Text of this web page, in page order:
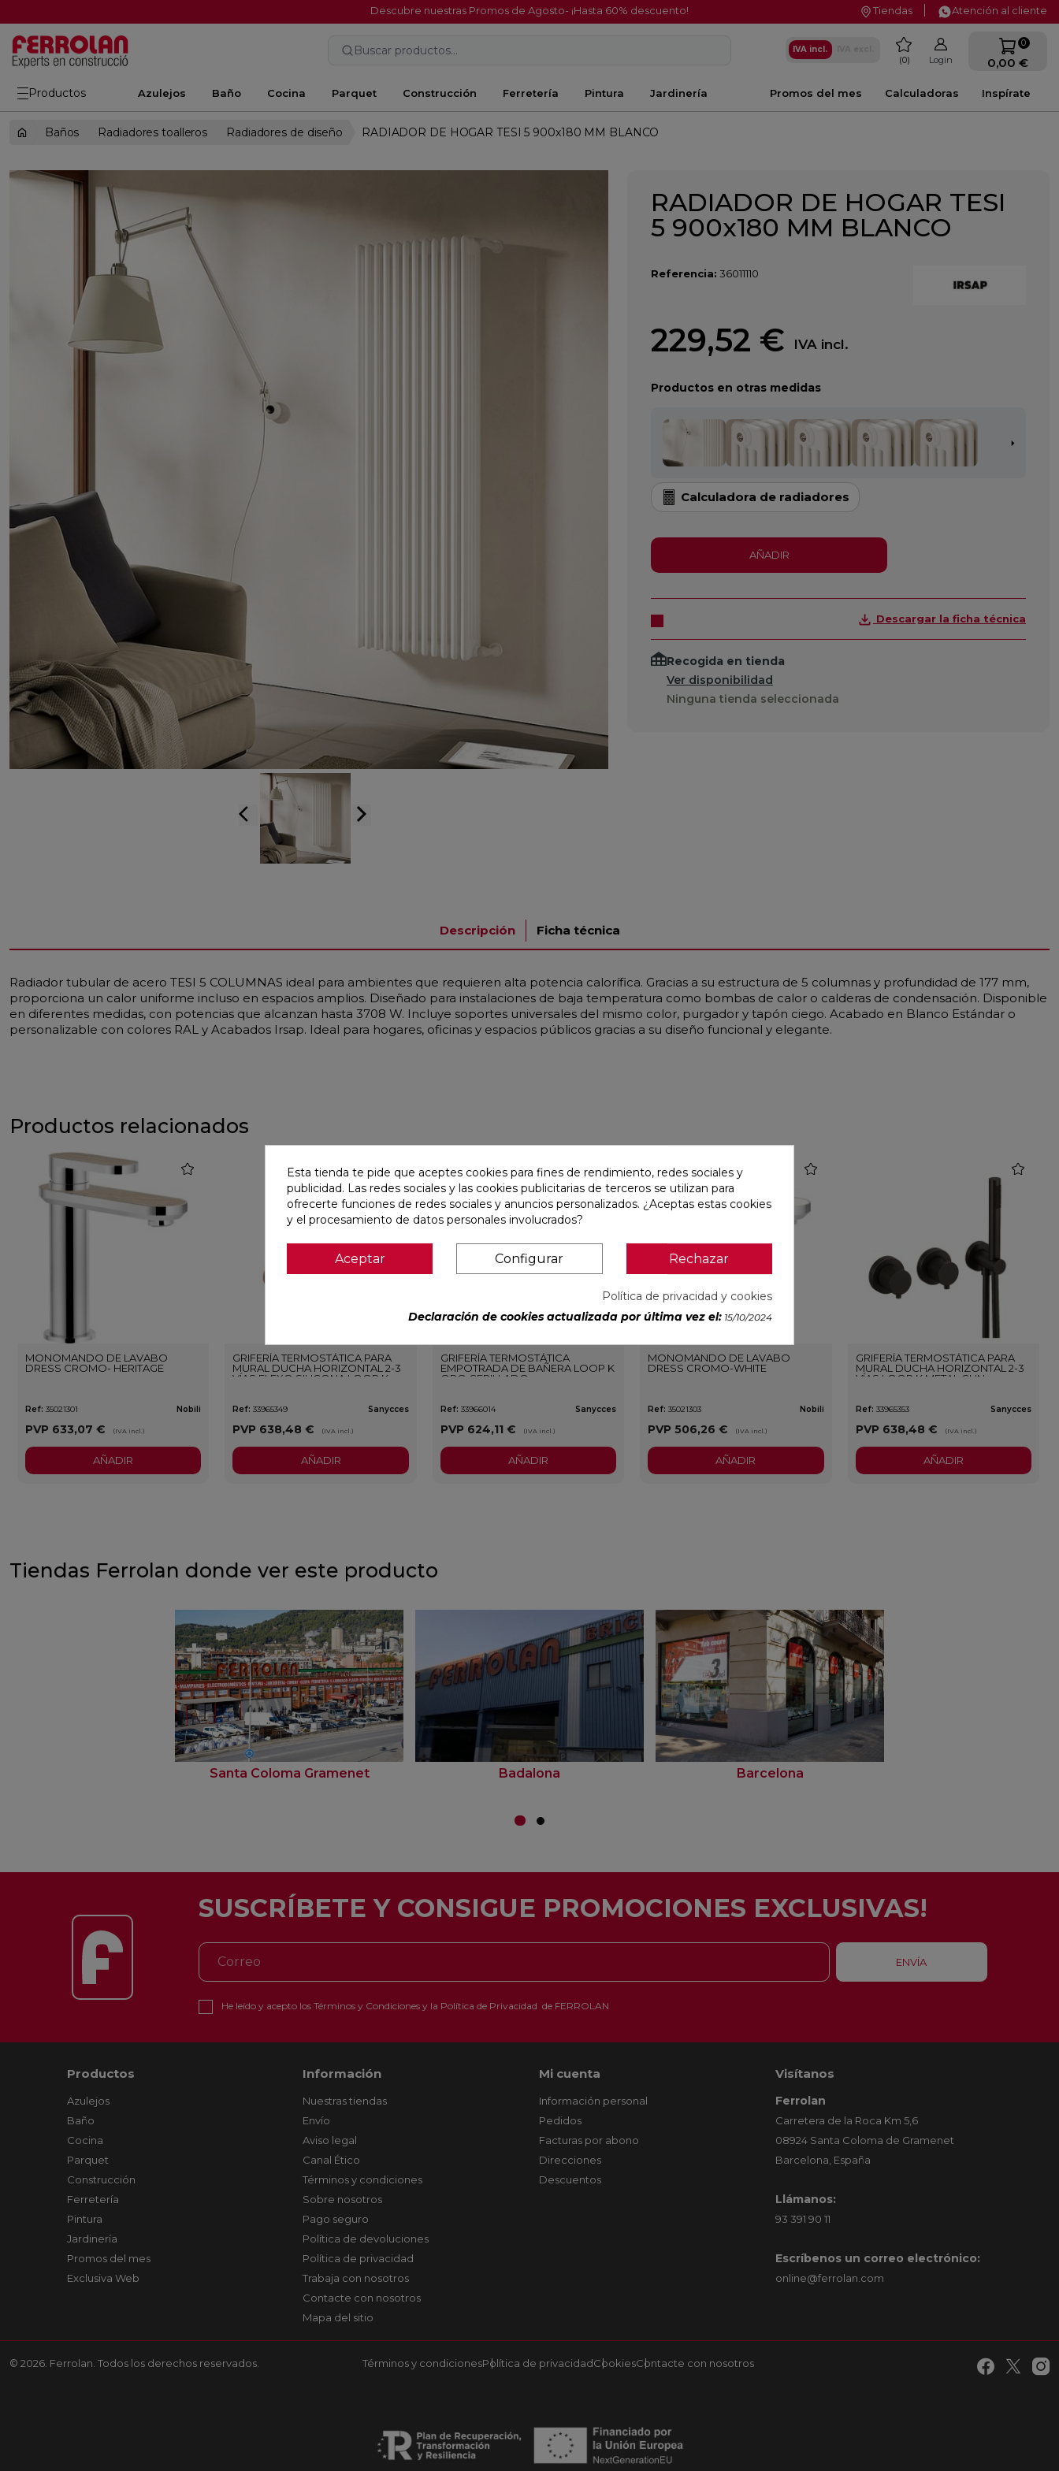
Descubre nuestras Promos de Agosto- ¡Hasta 60% descuento! Tiendas Atención al cliente
Buscar productos... IVA incl. favorite
0 Login
0
0,00 €
Productos Azulejos Baño Cocina Parquet Construcción Ferretería Pintura Jardinería Inspírate
Calculadoras
Promos del mes
Baños Radiadores toalleros Radiadores de diseño RADIADOR DE HOGAR TESI 5 900x180 MM BLANCO
arrow_back_ios arrow_forward_ios
RADIADOR DE HOGAR TESI
5 900x180 MM BLANCO
Referencia: 36011110
229,52 € IVA incl.
Productos en otras medidas
Calculadora de radiadores
AÑADIR
Descargar la ficha técnica
Recogida en tienda
Ver disponibilidad
Ninguna tienda seleccionada
Descripción Ficha técnica
Radiador tubular de acero TESI 5 COLUMNAS ideal para ambientes que requieren alta potencia calorífica. Gracias a su estructura de 5 columnas y profundidad de 177 mm,
proporciona un calor uniforme incluso en espacios amplios. Diseñado para instalaciones de baja temperatura como bombas de calor o calderas de condensación. Disponible
en diferentes medidas, con potencias que alcanzan hasta 3708 W. Incluye soportes universales del mismo color, purgador y tapón ciego. Acabado en Blanco Estándar o
personalizable con colores RAL y Acabados Irsap. Ideal para hogares, oficinas y espacios públicos gracias a su diseño funcional y elegante.
Productos relacionados
MONOMANDO DE LAVABO
DRESS CROMO- HERITAGE
Ref: 35021301 Nobili
PVP 633,07 € (IVA incl.)
AÑADIR
GRIFERÍA TERMOSTÁTICA PARA
MURAL DUCHA HORIZONTAL 2-3
VÍAS FLEXO SILICONA LOOP K
Ref: 33965349 Sanycces
PVP 638,48 € (IVA incl.)
favorite
AÑADIR
GRIFERÍA TERMOSTÁTICA
EMPOTRADA DE BAÑERA LOOP K
ORO CEPILLADO
Ref: 33966014 Sanycces
PVP 624,11 € (IVA incl.)
favorite
AÑADIR
MONOMANDO DE LAVABO
DRESS CROMO-WHITE
Ref: 35021303 Nobili
PVP 506,26 € (IVA incl.)
favorite
AÑADIR
GRIFERÍA TERMOSTÁTICA PARA
MURAL DUCHA HORIZONTAL 2-3
VÍAS LOOP K METAL GUN
Ref: 33965353 Sanycces
PVP 638,48 € (IVA incl.)
AÑADIR
Tiendas Ferrolan donde ver este producto
Santa Coloma Gramenet Badalona Barcelona
SUSCRÍBETE Y CONSIGUE PROMOCIONES EXCLUSIVAS!
He leído y acepto los Términos y Condicionesy la Política de Privacidad de FERROLAN
Productos
Azulejos
Baño
Cocina
Parquet
Construcción
Ferretería
Pintura
Jardinería
Promos del mes
Exclusiva Web
Información
Nuestras tiendas
Envío
Aviso legal
Canal Ético
Términos y condiciones
Sobre nosotros
Pago seguro
Política de devoluciones
Política de privacidad
Trabaja con nosotros
Contacte con nosotros
Mapa del sitio
Mi cuenta
Información personal
Pedidos
Facturas por abono
Direcciones
Descuentos
Visítanos
Ferrolan
Carretera de la Roca Km 5,6
08924 Santa Coloma de Gramenet
Barcelona, España
Llámanos:
93 391 90 11
Escríbenos un correo electrónico:
online@ferrolan.com
© 2026. Ferrolan. Todos los derechos reservados. Términos y condicionesPolítica de privacidadCookiesContacte con nosotros
Esta tienda te pide que aceptes cookies para fines de rendimiento, redes sociales y
publicidad. Las redes sociales y las cookies publicitarias de terceros se utilizan para
ofrecerte funciones de redes sociales y anuncios personalizados. ¿Aceptas estas cookies
y el procesamiento de datos personales involucrados?
Aceptar Configurar Rechazar
Política de privacidad y cookies
Declaración de cookies actualizada por última vez el: 15/10/2024